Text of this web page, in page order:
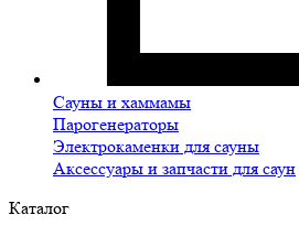
Сауны и хаммамы
Парогенераторы
Электрокаменки для сауны
Аксессуары и запчасти для саун
Каталог